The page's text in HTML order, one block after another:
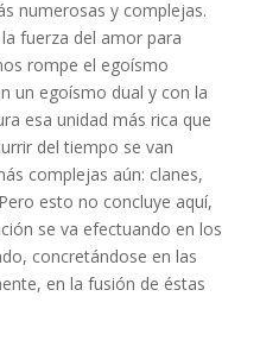
numerosas y complejas.
fuerza del amor para
rompe el egoísmo
un egoísmo dual y con la
esa unidad más rica que
del tiempo se van
complejas aún: clanes,
esto no concluye aquí,
se va efectuando en los
concretándose en las
en la fusión de éstas